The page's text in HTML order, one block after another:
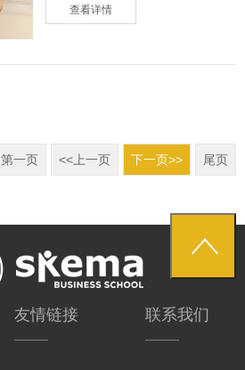
查看详情
第一页 <<上一页 下一页>> 尾页
友情链接 联系我们